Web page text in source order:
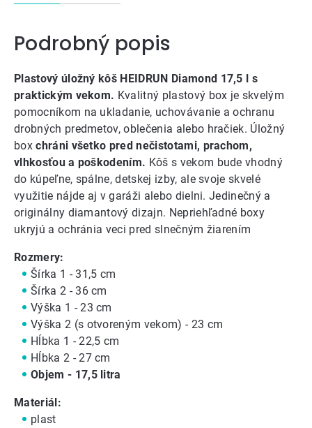
Podrobný popis
Plastový úložný kôš HEIDRUN Diamond 17,5 l s
praktickým vekom. Kvalitný plastový box je skvelým
pomocníkom na ukladanie, uchovávanie a ochranu
drobných predmetov, oblečenia alebo hračiek. Úložný
boxchráni všetko pred nečistotami, prachom,
vlhkosťou a poškodením. Kôš s vekom bude vhodný
do kúpeľne, spálne, detskej izby, ale svoje skvelé
využitie nájde aj v garáži alebo dielni. Jedinečný a
originálny diamantový dizajn. Nepriehľadné boxy
ukryjú a ochránia veci pred slnečným žiarením
Rozmery:
Šírka 1 - 31,5 cm
Šírka 2 - 36 cm
Výška 1 - 23 cm
Výška 2 (s otvoreným vekom) - 23 cm
Hĺbka 1 - 22,5 cm
Hĺbka 2 - 27 cm
Objem - 17,5 litra
Materiál:
plast